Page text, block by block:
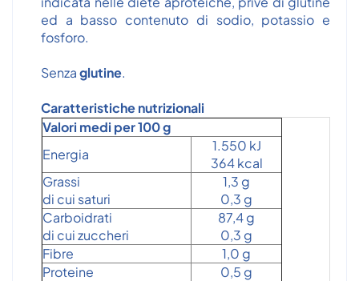
ed a basso contenuto di sodio, potassio e
fosforo.
Senzaglutine.
Caratteristiche nutrizionali
Valori medi per 100 g
Energia
1.550 kJ
364 kcal
Grassi
di cui saturi
1,3 g
0,3 g
Carboidrati
di cui zuccheri
87,4 g
0,3 g
Fibre
1,0 g
Proteine
0,5 g